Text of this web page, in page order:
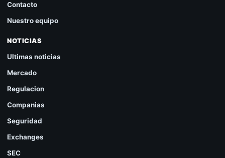
Contacto
Nuestro equipo
NOTICIAS
Ultimas noticias
Mercado
Regulacion
Companias
Seguridad
Exchanges
SEC